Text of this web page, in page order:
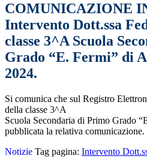
COMUNICAZIONE
Intervento Dott.ssa
classe 3^A Scuola
Grado “E. Fermi” di
2024.
Si comunica che sul Registro
della classe 3^A
Scuola Secondaria di Primo Grado
pubblicata la relativa comunicazione.
Notizie Tag pagina: Intervento